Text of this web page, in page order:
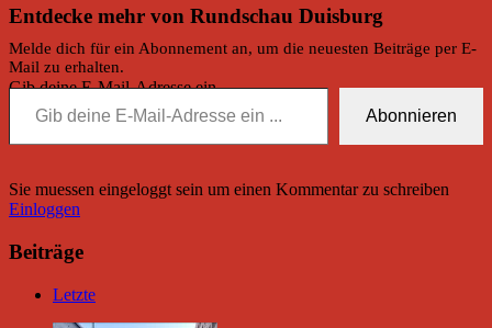
Entdecke mehr von Rundschau Duisburg
Melde dich für ein Abonnement an, um die neuesten Beiträge per E-
Mail zu erhalten.
Gib deine E-Mail-Adresse ein ...
Abonnieren
Sie muessen eingeloggt sein um einen Kommentar zu schreiben
Einloggen
Beiträge
Letzte